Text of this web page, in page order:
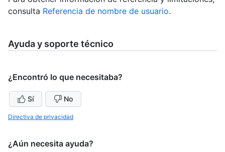
consulta Referencia de nombre de usuario.
Ayuda y soporte técnico
¿Encontró lo que necesitaba?
Sí No
Directiva de privacidad
¿Aún necesita ayuda?